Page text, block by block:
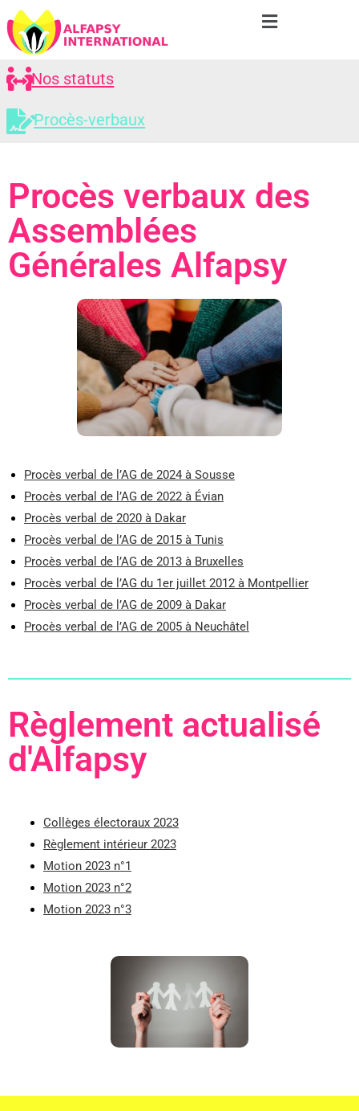
Nos statuts
Procès-verbaux
Procès verbaux des
Assemblées
Générales Alfapsy
Procès verbal de l’AG de 2024 à Sousse
Procès verbal de l’AG de 2022 à Évian
Procès verbal de 2020 à Dakar
Procès verbal de l’AG de 2015 à Tunis
Procès verbal de l’AG de 2013 à Bruxelles
Procès verbal de l’AG du 1er juillet 2012 à Montpellier
Procès verbal de l’AG de 2009 à Dakar
Procès verbal de l’AG de 2005 à Neuchâtel
Règlement actualisé
d'Alfapsy
Collèges électoraux 2023
Règlement intérieur 2023
Motion 2023 n°1
Motion 2023 n°2
Motion 2023 n°3